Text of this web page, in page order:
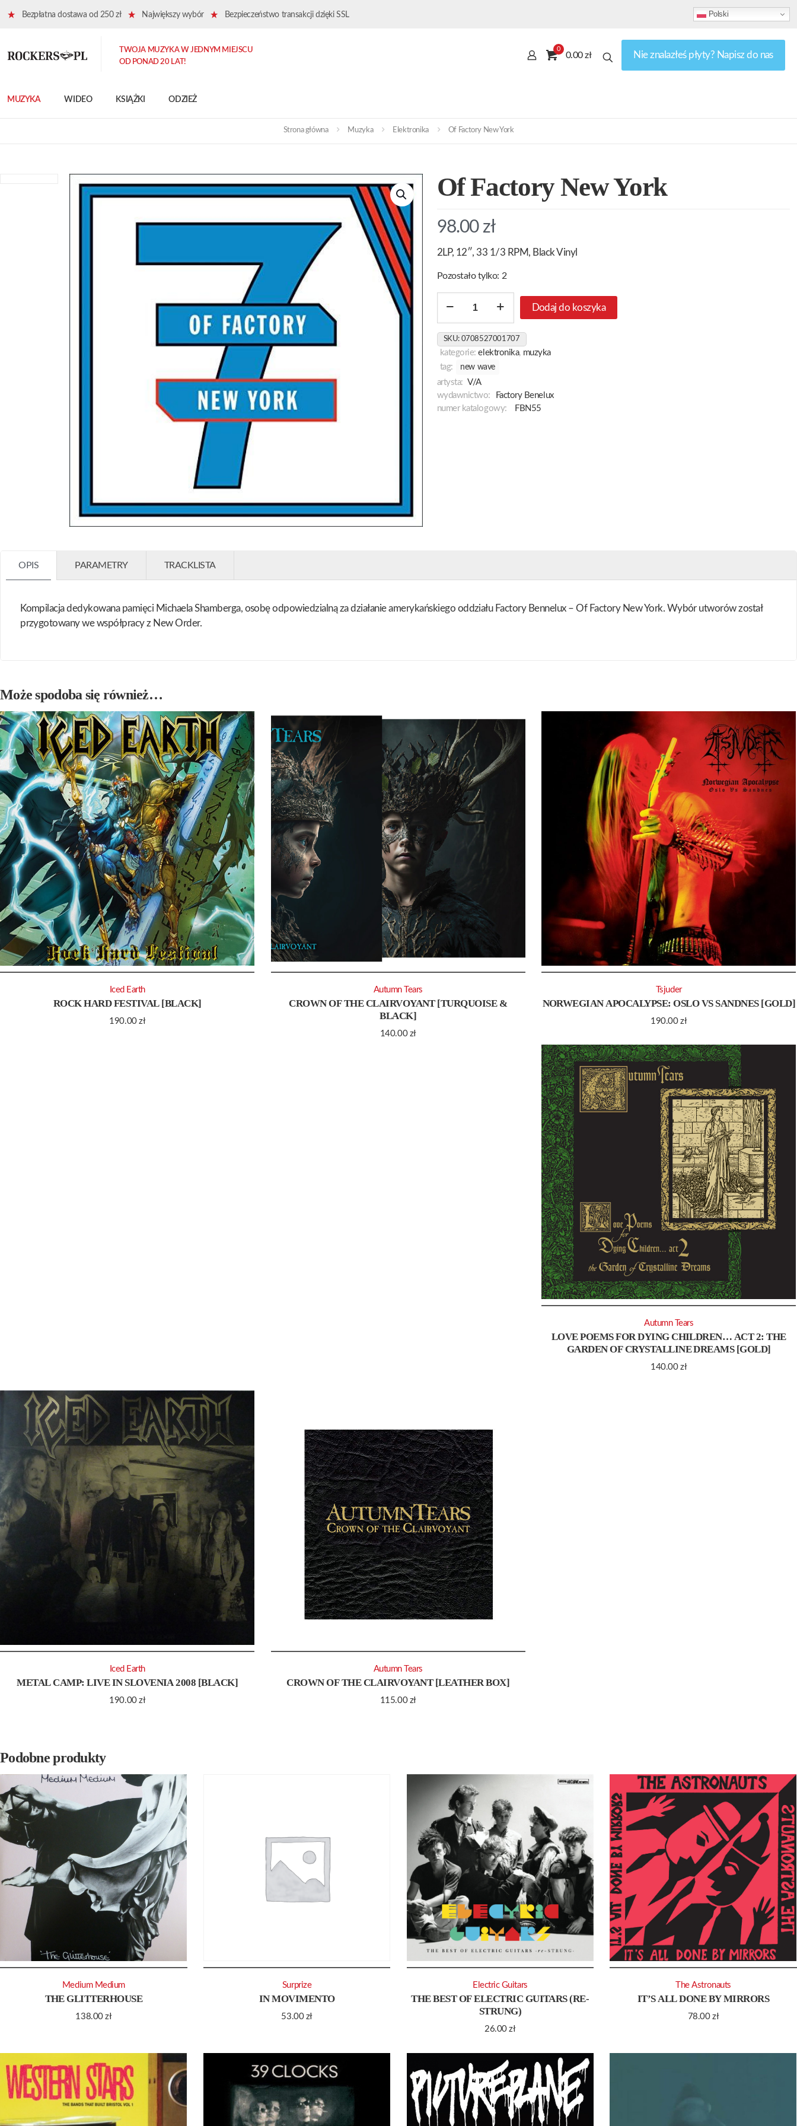
Bezpłatna dostawa od 250 zł Największy wybór Bezpieczeństwo transakcji dzięki SSL Polski
MUZYKA WIDEO KSIĄŻKI ODZIEŻ
TWOJA MUZYKA W JEDNYM MIEJSCU
OD PONAD 20 LAT!
0
0.00 zł Nie znalazłeś płyty? Napisz do nas
Strona główna Muzyka Elektronika Of Factory New York
Of Factory New York
98.00 zł
2LP, 12″, 33 1/3 RPM, Black Vinyl
Pozostało tylko: 2
New
York
Dodaj do koszyka
SKU: 0708527001707
kategorie:elektronika, muzyka
tag:
new wave
artysta: V/A
wydawnictwo:
Factory Benelux
numer katalogowy:
FBN55
OPIS PARAMETRY TRACKLISTA
Kompilacja dedykowana pamięci Michaela Shamberga, osobę odpowiedzialną za działanie amerykańskiego oddziału Factory Bennelux – Of Factory New York. Wybór utworów został
przygotowany we współpracy z New Order.
Może spodoba się również…
ROCK HARD FESTIVAL [BLACK]
190.00zł
Iced Earth
CROWN OF THE CLAIRVOYANT [TURQUOISE &
BLACK]
140.00 zł
Autumn Tears
NORWEGIAN APOCALYPSE: OSLO VS SANDNES [GOLD]
190.00zł
Tsjuder
LOVE POEMS FOR DYING CHILDREN… ACT 2: THE
GARDEN OF CRYSTALLINE DREAMS [GOLD]
140.00zł
Autumn Tears
METAL CAMP: LIVE IN SLOVENIA 2008 [BLACK]
190.00zł
Iced Earth
CROWN OF THE CLAIRVOYANT [LEATHER BOX]
115.00 zł
Autumn Tears
Podobne produkty
THE GLITTERHOUSE
138.00zł
Medium Medium
IN MOVIMENTO
53.00 zł
Surprize
THE BEST OF ELECTRIC GUITARS (RE-
STRUNG)
26.00zł
Electric Guitars
IT’S ALL DONE BY MIRRORS
78.00zł
The Astronauts